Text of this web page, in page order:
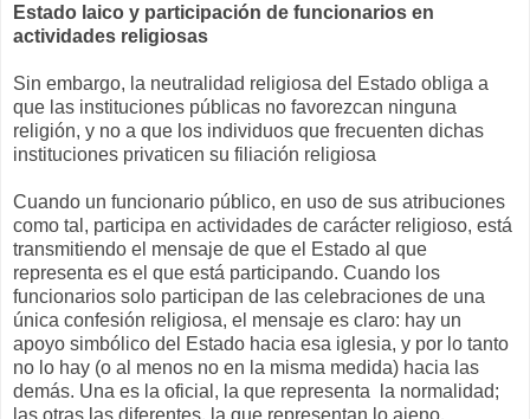
Estado laico y participación de funcionarios en
actividades religiosas
Sin embargo, la neutralidad religiosa del Estado obliga a
que las institucio­nes públicas no favorezcan ninguna
religión, y no a que los individuos que frecuenten dichas
instituciones privaticen su filiación religiosa
Cuando un funcionario público, en uso de sus atribuciones
como tal, participa en actividades de carácter religioso, está
transmitiendo el mensaje de que el Estado al que
representa es el que está participando. Cuando los
funcionarios solo participan de las celebraciones de una
única confesión religiosa, el mensaje es claro: hay un
apoyo simbólico del Estado hacia esa iglesia, y por lo tanto
no lo hay (o al menos no en la misma medida) hacia las
demás. Una es la oficial, la que representa la normalidad;
las otras las diferentes, la que representan lo ajeno.